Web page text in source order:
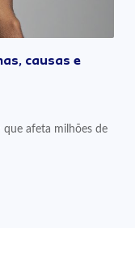
causas e
que afeta milhões de